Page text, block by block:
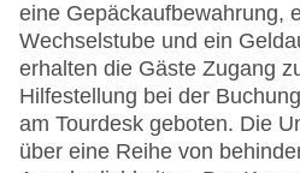
eine Gepäckaufbewahrung,
Wechselstube und ein
erhalten die Gäste Zugang
Hilfestellung bei der
am Tourdesk geboten. Die
über eine Reihe von